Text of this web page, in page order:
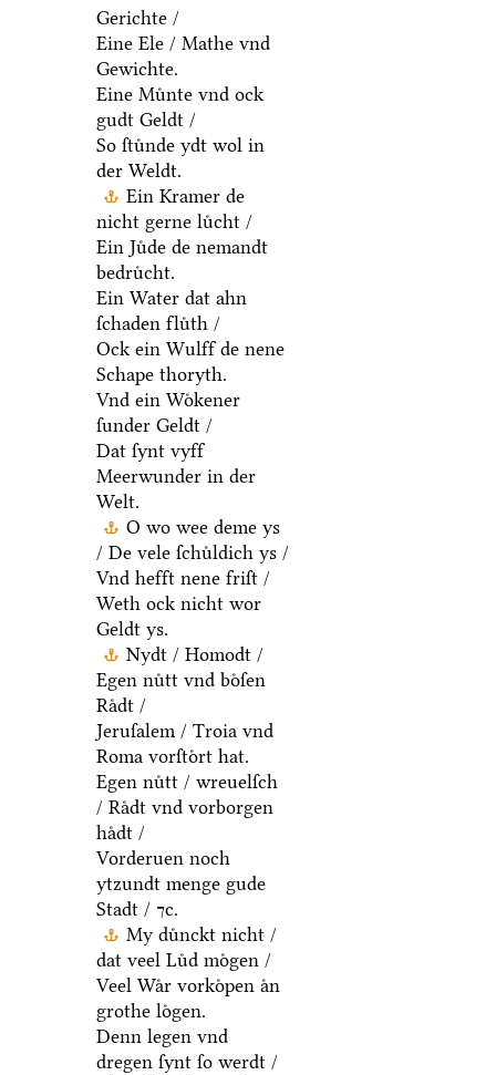
Gerichte /
Eine Ele / Mathe vnd
Gewichte.
Eine Muͤnte vnd ock
gudt Geldt /
So ſtuͤnde ydt wol in
der Weldt.
Ein Kramer de
nicht gerne luͤcht /
Ein Juͤde de nemandt
bedruͤcht.
Ein Water dat ahn
ſchaden fluͤth /
Ock ein Wulff de nene
Schape thoryth.
Vnd ein Woͤkener
ſunder Geldt /
Dat ſynt vyff
Meerwunder in der
Welt.
O wo wee deme ys
/ De vele ſchuͤldich ys /
Vnd hefft nene friſt /
Weth ock nicht wor
Geldt ys.
Nydt / Homodt /
Egen nuͤtt vnd boͤſen
Raͤdt /
Jeruſalem / Troia vnd
Roma vorſtoͤrt hat.
Egen nuͤtt / wreuelſch
/ Raͤdt vnd vorborgen
haͤdt /
Vorderuen noch
ytzundt menge gude
Stadt / ⁊c.
My duͤnckt nicht /
dat veel Luͤd moͤgen /
Veel Waͤr vorkoͤpen aͤn
grothe loͤgen.
Denn legen vnd
dregen ſynt ſo werdt /